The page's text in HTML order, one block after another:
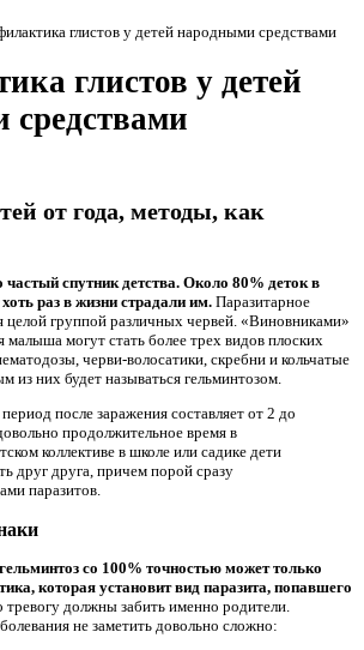
глистов у детей народными средствами
глистов у детей
от года, методы, как
частый спутник детства. Около 80% деток в
раз в жизни страдали им. Паразитарное
целой группой различных червей. «Виновниками»
малыша могут стать более трех видов плоских
черви-волосатики, скребни и кольчатые
них будет называться гельминтозом.
после заражения составляет от 2 до
продолжительное время в
коллективе в школе или садике дети
друг друга, причем порой сразу
паразитов.
со 100% точностью может только
которая установит вид паразита, попавшего
тревогу должны забить именно родители.
не заметить довольно сложно: